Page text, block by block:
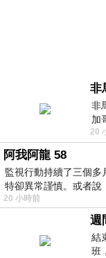
非
非
加
20
阿我阿龍 58
監視行動持續了三個
特卻異常謹慎。或者說
20 小時前
結
班